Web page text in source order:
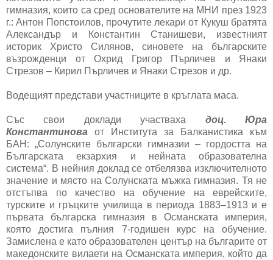
гимназия, които са сред основателите на МНИ през 1923
г.: Антон Попстоилов, прочутите лекари от Кукуш братята
Александър и Константин Станишеви, известният
историк Христо Силянов, синовете на българските
възрожденци от Охрид Григор Пърличев и Янаки
Стрезов – Кирил Пърличев и Янаки Стрезов и др.
Водещият представи участниците в кръглата маса.
Със свои доклади участваха доц. Юра
Константинова от Института за Балканистика към
БАН: „Солунските български гимназии – гордостта на
Българската екзархия и нейната образователна
система“. В нейния доклад се отбелязва изключителното
значение и място на Солунската мъжка гимназия. Тя не
отстъпва по качество на обучение на еврейските,
турските и гръцките училища в периода 1883–1913 и е
първата българска гимназия в Османската империя,
която достига пълния 7-годишен курс на обучение.
Замислена е като образователен център на българите от
македонските вилаети на Османската империя, който да